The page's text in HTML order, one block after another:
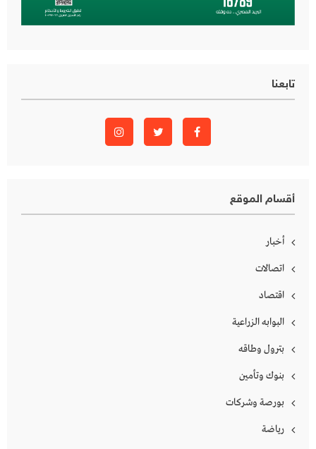
تابعنا
أقسام الموقع
أخبار
اتصالات
اقتصاد
البوابه الزراعية
بترول وطاقه
بنوك وتأمين
بورصة وشركات
رياضة